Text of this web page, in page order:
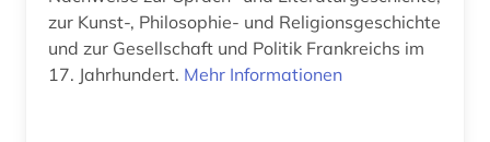
zur Kunst-, Philosophie- und Religionsgeschichte
und zur Gesellschaft und Politik Frankreichs im
17. Jahrhundert. Mehr Informationen